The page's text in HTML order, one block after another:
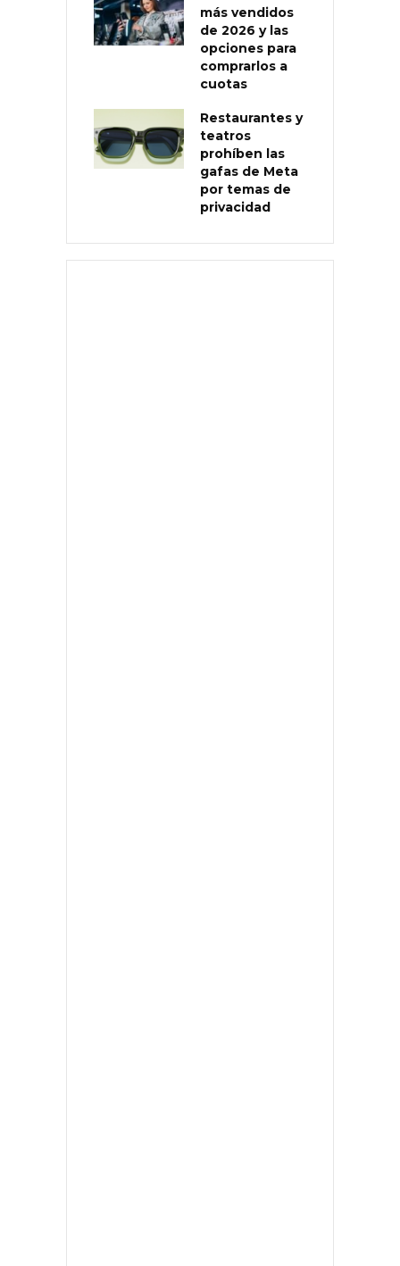
más vendidos
de 2026 y las
opciones para
comprarlos a
cuotas
Restaurantes y
teatros
prohíben las
gafas de Meta
por temas de
privacidad